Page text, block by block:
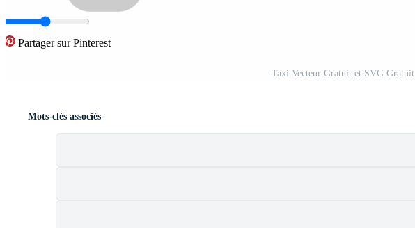
Partager sur Pinterest
Taxi Vecteur Gratuit et SVG Gratuit
Mots-clés associés